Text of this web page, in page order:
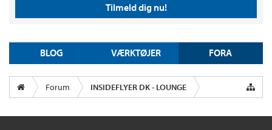
Tilmeld dig nu!
BLOG VÆRKTØJER FORA
Forum INSIDEFLYER DK - LOUNGE